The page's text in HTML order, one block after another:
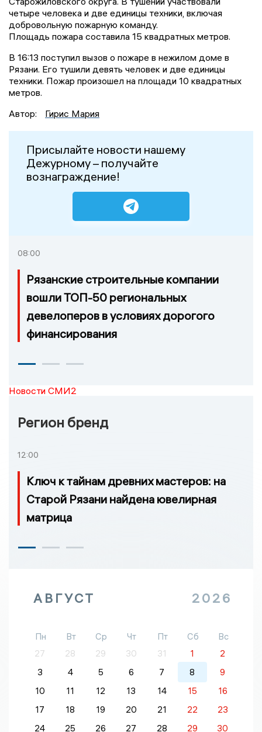
четыре человека и две единицы техники, включая
добровольную пожарную команду.
Площадь пожара составила 15 квадратных метров.
В 16:13 поступил вызов о пожаре в нежилом доме в
Рязани. Его тушили девять человек и две единицы
техники. Пожар произошел на площади 10 квадратных
метров.
Автор:
Гирис Мария
Присылайте новости нашему
Дежурному – получайте
вознаграждение!
08:00
Рязанские строительные компании
вошли ТОП-50 региональных
девелоперов в условиях дорогого
финансирования
Новости СМИ2
Регион бренд
12:00
Ключ к тайнам древних мастеров: на
Старой Рязани найдена ювелирная
матрица
АВГУСТ 2026
Пн Вт Ср Чт Пт Сб
Вс
27
28 29 30 31 1
2
3
4 5 6 7 8
9
10
11 12 13 14 15
16
17
18 19 20 21 22
23
24
25 26 27 28 29
30